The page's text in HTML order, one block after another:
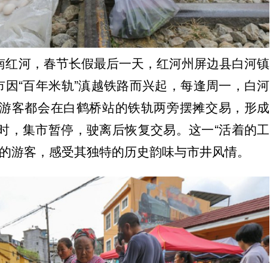
河，春节长假最后一天，红河州屏边县白河镇
因“百年米轨”滇越铁路而兴起，每逢周一，白河
客都会在白鹤桥站的铁轨两旁摆摊交易，形成
，集市暂停，驶离后恢复交易。这一“活着的工
游客，感受其独特的历史韵味与市井风情。